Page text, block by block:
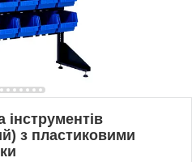
інструментів
з пластиковими